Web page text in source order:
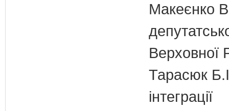
Макеєнко
Верховної
Тарасюк
інтеграції